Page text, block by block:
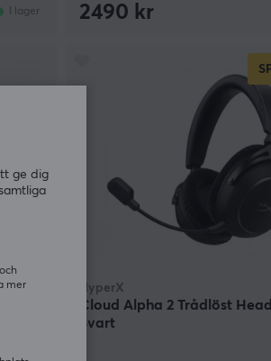
I lager 2490 kr
-
HyperX
Cloud Alpha 2 Trådlöst
Svart
ge dig
mer